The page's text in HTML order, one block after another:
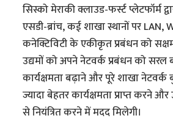
सिस्को मेराकी क्लाउड-फर्स्ट प्लेटफॉर्म
एसडी-ब्रांच, कई शाखा स्थानों पर LAN,
कनेक्टिविटी के एकीकृत प्रबंधन को
उद्यमों को अपने नेटवर्क प्रबंधन को
कार्यक्षमता बढ़ाने और पूरे शाखा नेटवर्क
ज्यादा बेहतर कार्यक्षमता प्राप्त करने
से नियंत्रित करने में मदद मिलेगी।